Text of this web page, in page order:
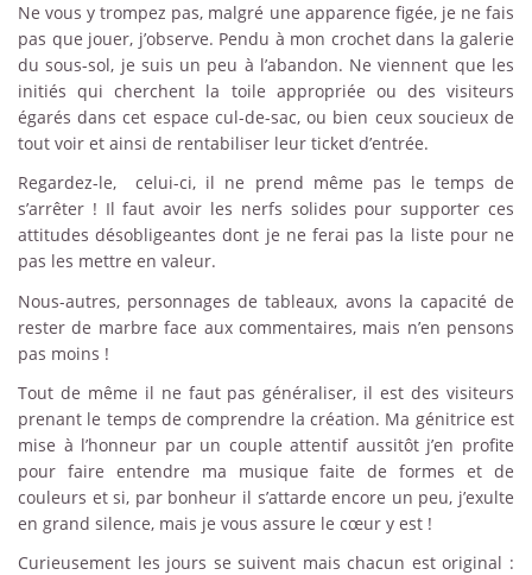
Ne vous y trompez pas, malgré une apparence figée, je ne fais
pas que jouer, j’observe. Pendu à mon crochet dans la galerie
du sous-sol, je suis un peu à l’abandon. Ne viennent que les
initiés qui cherchent la toile appropriée ou des visiteurs
égarés dans cet espace cul-de-sac, ou bien ceux soucieux de
tout voir et ainsi de rentabiliser leur ticket d’entrée.
Regardez-le, celui-ci, il ne prend même pas le temps de
s’arrêter ! Il faut avoir les nerfs solides pour supporter ces
attitudes désobligeantes dont je ne ferai pas la liste pour ne
pas les mettre en valeur.
Nous-autres, personnages de tableaux, avons la capacité de
rester de marbre face aux commentaires, mais n’en pensons
pas moins !
Tout de même il ne faut pas généraliser, il est des visiteurs
prenant le temps de comprendre la création. Ma génitrice est
mise à l’honneur par un couple attentif aussitôt j’en profite
pour faire entendre ma musique faite de formes et de
couleurs et si, par bonheur il s’attarde encore un peu, j’exulte
en grand silence, mais je vous assure le cœur y est !
Curieusement les jours se suivent mais chacun est original :